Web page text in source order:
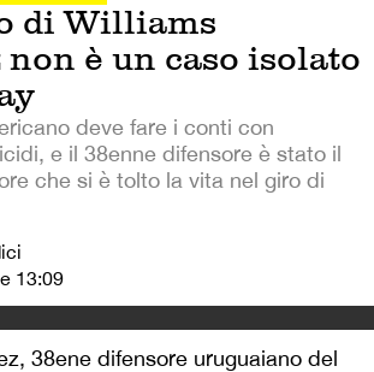
di Williams
è un caso isolato
deve fare i conti con
e il 38enne difensore è stato il
che si è tolto la vita nel giro di
13:09
38ene difensore uruguaiano del